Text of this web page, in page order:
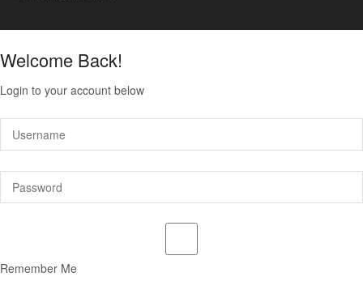
Welcome Back!
Login to your account below
Remember Me